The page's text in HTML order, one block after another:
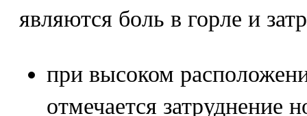
являются боль в горле и
при высоком
отмечается затруднение